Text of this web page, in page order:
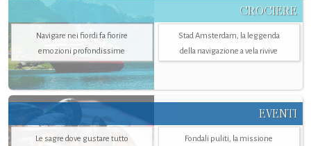
CROCIERE
Navigare nei fiordi fa fiorire
emozioni profondissime
Stad Amsterdam, la leggenda
della navigazione a vela rivive
EVENTI
Le sagre dove gustare tutto
Fondali puliti, la missione